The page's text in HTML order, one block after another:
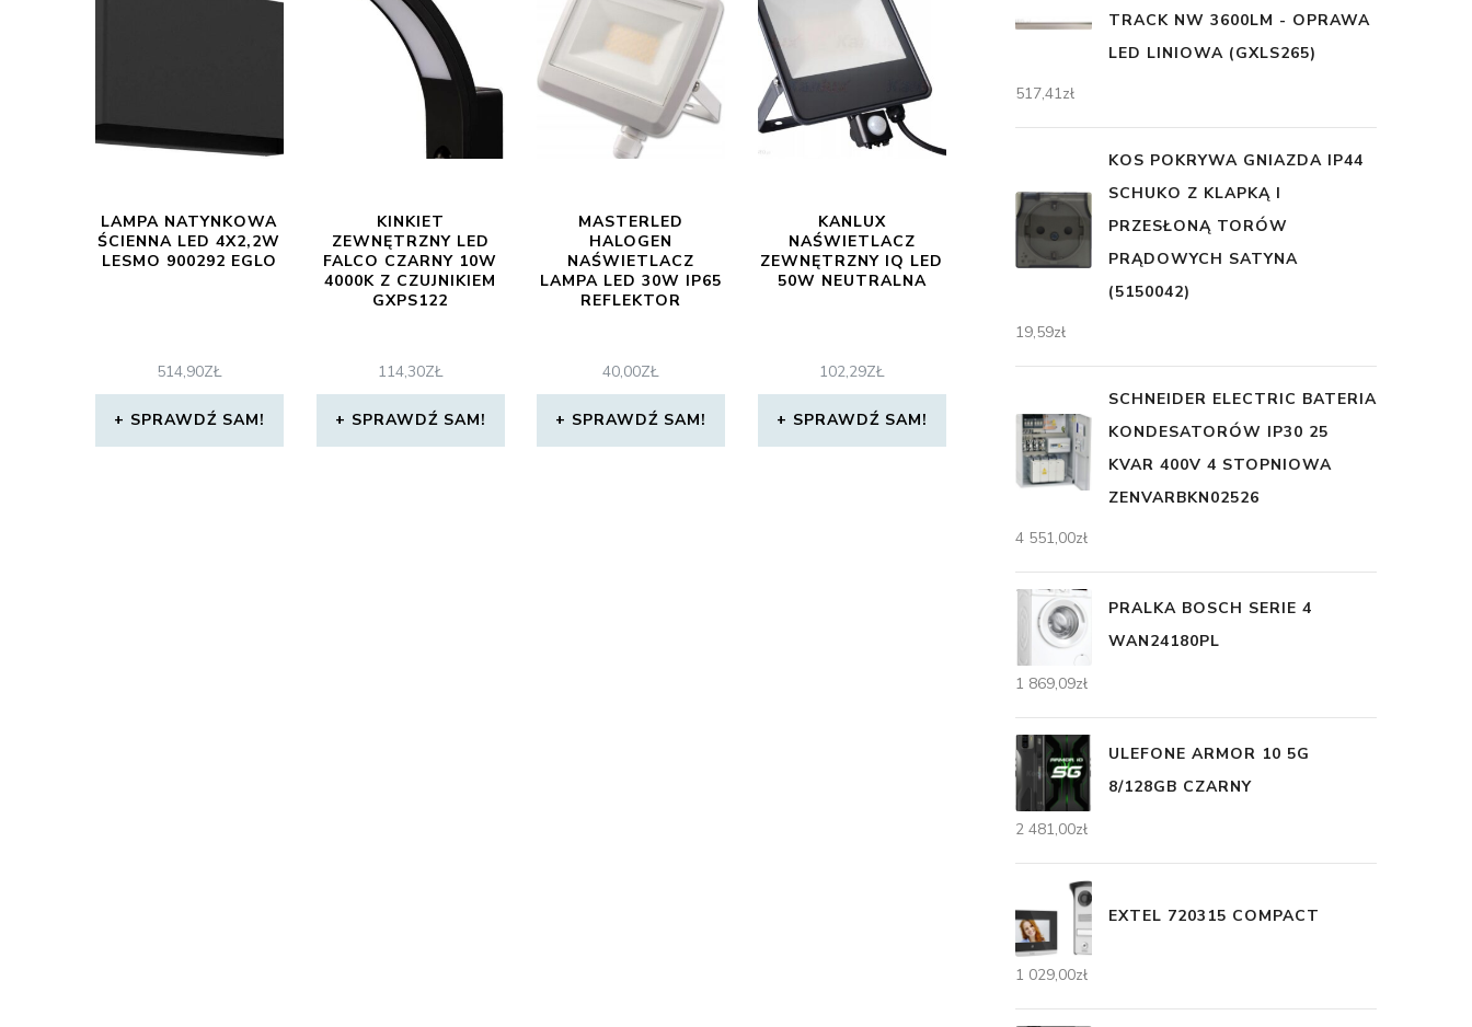
LAMPA NATYNKOWA
ŚCIENNA LED 4X2,2W
LESMO 900292 EGLO
514,90ZŁ
SPRAWDŹ SAM!
KINKIET
ZEWNĘTRZNY LED
FALCO CZARNY 10W
4000K Z CZUJNIKIEM
GXPS122
114,30ZŁ
SPRAWDŹ SAM!
MASTERLED
HALOGEN
NAŚWIETLACZ
LAMPA LED 30W IP65
REFLEKTOR
40,00ZŁ
SPRAWDŹ SAM!
KANLUX
NAŚWIETLACZ
ZEWNĘTRZNY IQ LED
50W NEUTRALNA
102,29ZŁ
SPRAWDŹ SAM!
TRACK NW 3600LM - OPRAWA
LED LINIOWA (GXLS265)
517,41zł
KOS POKRYWA GNIAZDA IP44
SCHUKO Z KLAPKĄ I
PRZESŁONĄ TORÓW
PRĄDOWYCH SATYNA
(5150042)
19,59zł
SCHNEIDER ELECTRIC BATERIA
KONDESATORÓW IP30 25
KVAR 400V 4 STOPNIOWA
ZENVARBKN02526
4 551,00zł
PRALKA BOSCH SERIE 4
WAN24180PL
1 869,09zł
ULEFONE ARMOR 10 5G
8/128GB CZARNY
2 481,00zł
EXTEL 720315 COMPACT
1 029,00zł